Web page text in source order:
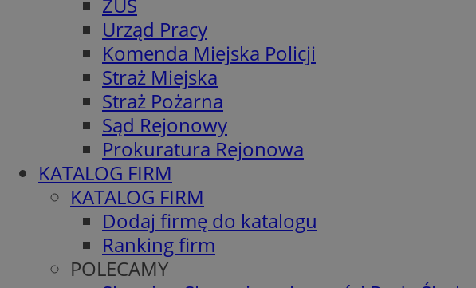
Urząd Pracy
Komenda Miejska Policji
Straż Miejska
Straż Pożarna
Sąd Rejonowy
Prokuratura Rejonowa
KATALOG FIRM
KATALOG FIRM
Dodaj firmę do katalogu
Ranking firm
POLECAMY